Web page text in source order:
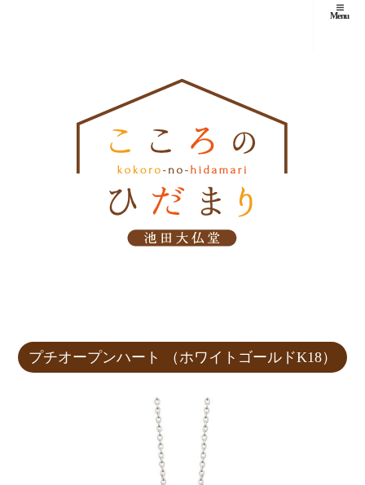
Menu
プチオープンハート （ホワイトゴールドK18）